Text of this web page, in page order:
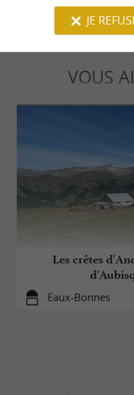
VOUS
Les crêtes
Eaux-Bonnes
JE